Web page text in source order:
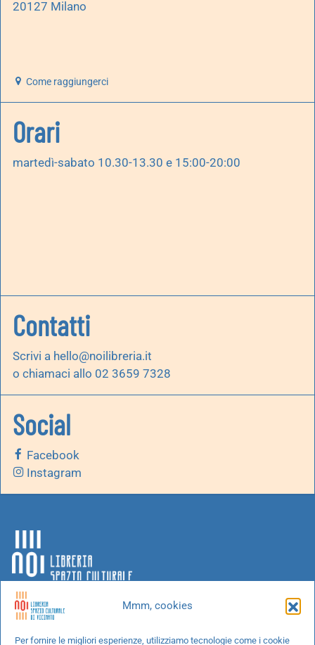
Mmm, cookies
Per fornire le migliori esperienze, utilizziamo tecnologie come i cookie
20127 Milano
Come raggiungerci
Orari
martedì-sabato 10.30-13.30 e 15:00-20:00
Contatti
Scrivi a hello@noilibreria.it
o chiamaci allo 02 3659 7328
Social
Facebook
Instagram
Chi siamo